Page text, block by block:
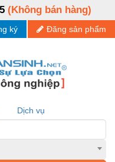
(Không bán hàng)
Đăng sản phẩm
ký
Dịch vụ